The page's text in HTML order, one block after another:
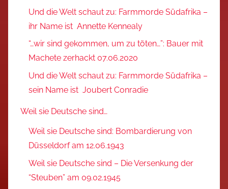
Und die Welt schaut zu: Farmmorde Südafrika –
ihr Name ist Annette Kennealy
“…wir sind gekommen, um zu töten…”: Bauer mit
Machete zerhackt 07.06.2020
Und die Welt schaut zu: Farmmorde Südafrika –
sein Name ist Joubert Conradie
Weil sie Deutsche sind…
Weil sie Deutsche sind: Bombardierung von
Düsseldorf am 12.06.1943
Weil sie Deutsche sind – Die Versenkung der
“Steuben” am 09.02.1945